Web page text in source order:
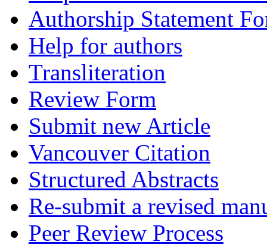
Authorship Statement
Help for authors
Transliteration
Review Form
Submit new Article
Vancouver Citation
Structured Abstracts
Re-submit a revised
Peer Review Process